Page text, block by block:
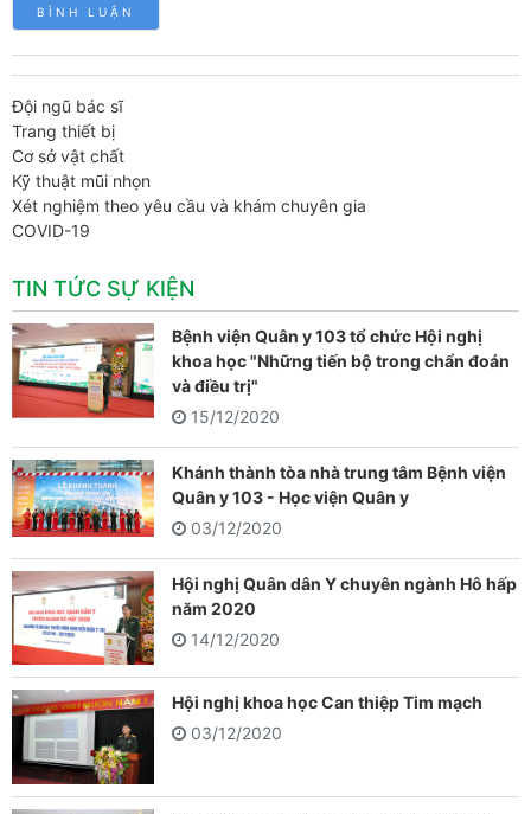
Đội ngũ bác sĩ
Trang thiết bị
Cơ sở vật chất
Kỹ thuật mũi nhọn
Xét nghiệm theo yêu cầu và khám chuyên gia
COVID-19
TIN TỨC SỰ KIỆN
Bệnh viện Quân y 103 tổ chức Hội nghị
khoa học "Những tiến bộ trong chẩn đoán
và điều trị"
15/12/2020
Khánh thành tòa nhà trung tâm Bệnh viện
Quân y 103 - Học viện Quân y
03/12/2020
Hội nghị Quân dân Y chuyên ngành Hô hấp
năm 2020
14/12/2020
Hội nghị khoa học Can thiệp Tim mạch
03/12/2020